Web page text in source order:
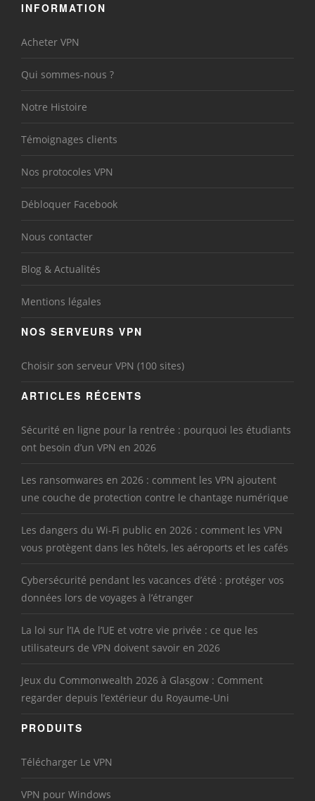
INFORMATION
Acheter VPN
Qui sommes-nous ?
Notre Histoire
Témoignages clients
Nos protocoles VPN
Débloquer Facebook
Nous contacter
Blog & Actualités
Mentions légales
NOS SERVEURS VPN
Choisir son serveur VPN (100 sites)
ARTICLES RÉCENTS
Sécurité en ligne pour la rentrée : pourquoi les étudiants
ont besoin d’un VPN en 2026
Les ransomwares en 2026 : comment les VPN ajoutent
une couche de protection contre le chantage numérique
Les dangers du Wi-Fi public en 2026 : comment les VPN
vous protègent dans les hôtels, les aéroports et les cafés
Cybersécurité pendant les vacances d’été : protéger vos
données lors de voyages à l’étranger
La loi sur l’IA de l’UE et votre vie privée : ce que les
utilisateurs de VPN doivent savoir en 2026
Jeux du Commonwealth 2026 à Glasgow : Comment
regarder depuis l’extérieur du Royaume-Uni
PRODUITS
Télécharger Le VPN
VPN pour Windows